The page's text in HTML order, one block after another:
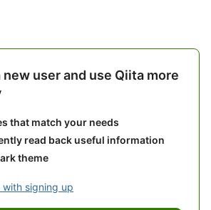
new user and use Qiita more
that match your needs
read back useful information
theme
signing up